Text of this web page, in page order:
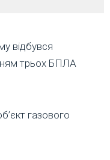
відбувся
трьох БПЛА
газового